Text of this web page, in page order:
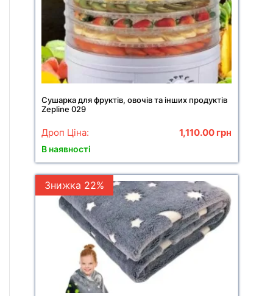
Сушарка для фруктів, овочів та інших продуктів
Zepline 029
Дроп Ціна: 1,110.00 грн
В наявності
Знижка 22%